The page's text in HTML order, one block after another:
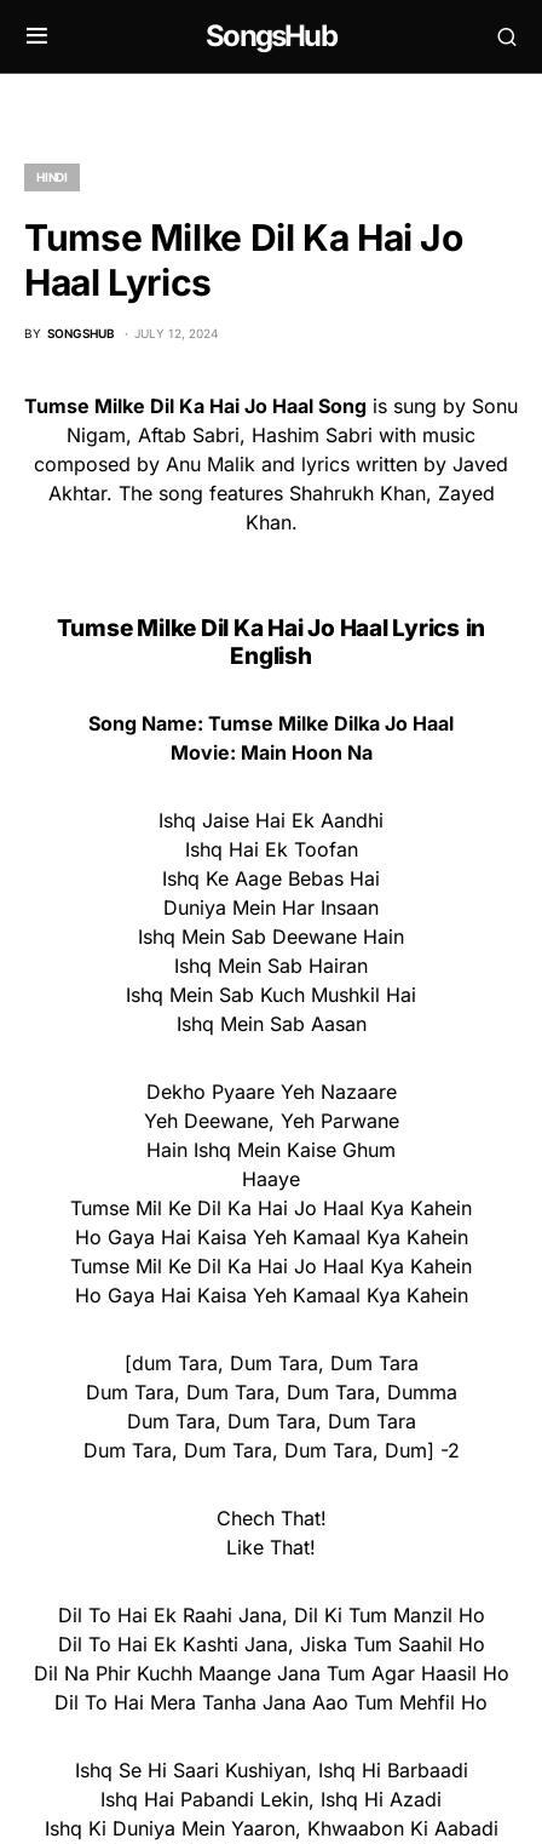
SongsHub
HINDI
Tumse Milke Dil Ka Hai Jo
Haal Lyrics
BY SONGSHUB JULY 12, 2024
Tumse Milke Dil Ka Hai Jo Haal Song is sung by Sonu
Nigam, Aftab Sabri, Hashim Sabri with music
composed by Anu Malik and lyrics written by Javed
Akhtar. The song features Shahrukh Khan, Zayed
Khan.
Tumse Milke Dil Ka Hai Jo Haal Lyrics in
English
Song Name: Tumse Milke Dilka Jo Haal
Movie: Main Hoon Na
Ishq Jaise Hai Ek Aandhi
Ishq Hai Ek Toofan
Ishq Ke Aage Bebas Hai
Duniya Mein Har Insaan
Ishq Mein Sab Deewane Hain
Ishq Mein Sab Hairan
Ishq Mein Sab Kuch Mushkil Hai
Ishq Mein Sab Aasan
Dekho Pyaare Yeh Nazaare
Yeh Deewane, Yeh Parwane
Hain Ishq Mein Kaise Ghum
Haaye
Tumse Mil Ke Dil Ka Hai Jo Haal Kya Kahein
Ho Gaya Hai Kaisa Yeh Kamaal Kya Kahein
Tumse Mil Ke Dil Ka Hai Jo Haal Kya Kahein
Ho Gaya Hai Kaisa Yeh Kamaal Kya Kahein
[dum Tara, Dum Tara, Dum Tara
Dum Tara, Dum Tara, Dum Tara, Dumma
Dum Tara, Dum Tara, Dum Tara
Dum Tara, Dum Tara, Dum Tara, Dum] -2
Chech That!
Like That!
Dil To Hai Ek Raahi Jana, Dil Ki Tum Manzil Ho
Dil To Hai Ek Kashti Jana, Jiska Tum Saahil Ho
Dil Na Phir Kuchh Maange Jana Tum Agar Haasil Ho
Dil To Hai Mera Tanha Jana Aao Tum Mehfil Ho
Ishq Se Hi Saari Kushiyan, Ishq Hi Barbaadi
Ishq Hai Pabandi Lekin, Ishq Hi Azadi
Ishq Ki Duniya Mein Yaaron, Khwaabon Ki Aabadi